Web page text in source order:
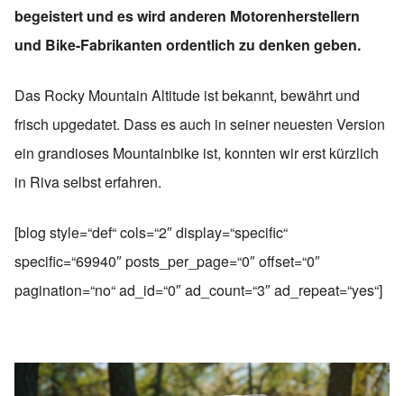
begeistert und es wird anderen Motorenherstellern
und Bike-Fabrikanten ordentlich zu denken geben.
Das Rocky Mountain Altitude ist bekannt, bewährt und
frisch upgedatet. Dass es auch in seiner neuesten Version
ein grandioses Mountainbike ist, konnten wir erst kürzlich
in Riva selbst erfahren.
[blog style=“def“ cols=“2″ display=“specific“
specific=“69940″ posts_per_page=“0″ offset=“0″
pagination=“no“ ad_id=“0″ ad_count=“3″ ad_repeat=“yes“]